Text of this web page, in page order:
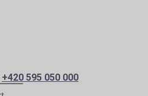
+420 595 050 000